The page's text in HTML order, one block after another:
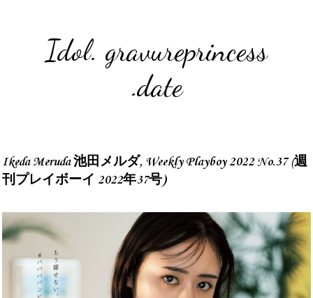
Idol. gravureprincess
.date
Ikeda Meruda 池田メルダ, Weekly Playboy 2022 No.37 (週
刊プレイボーイ 2022年37号)